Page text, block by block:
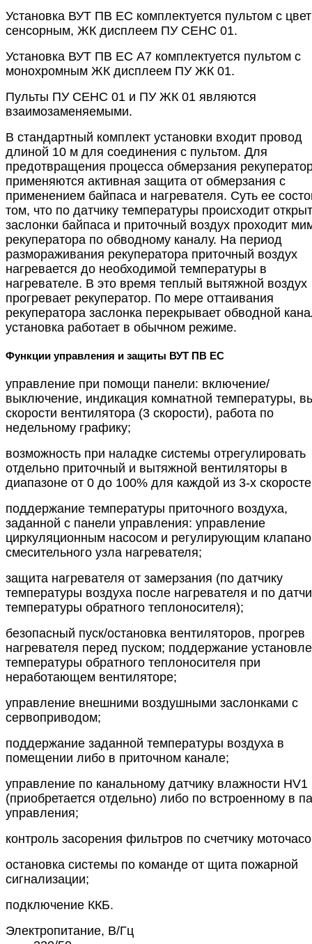
Установка ВУТ ПВ ЕС комплектуется пультом с
сенсорным, ЖК дисплеем ПУ СЕНС 01.
Установка ВУТ ПВ ЕС А7 комплектуется пультом с
монохромным ЖК дисплеем ПУ ЖК 01.
Пульты ПУ СЕНС 01 и ПУ ЖК 01 являются
взаимозаменяемыми.
В стандартный комплект установки входит провод
длиной 10 м для соединения с пультом. Для
предотвращения процесса обмерзания
применяются активная защита от обмерзания с
применением байпаса и нагревателя. Суть ее
том, что по датчику температуры происходит
заслонки байпаса и приточный воздух проходит
рекуператора по обводному каналу. На период
размораживания рекуператора приточный воздух
нагревается до необходимой температуры в
нагревателе. В это время теплый вытяжной воздух
прогревает рекуператор. По мере оттаивания
рекуператора заслонка перекрывает обводной
установка работает в обычном режиме.
Функции управления и защиты ВУТ ПВ ЕС
управление при помощи панели: включение/
выключение, индикация комнатной температуры,
скорости вентилятора (3 скорости), работа по
недельному графику;
возможность при наладке системы отрегулировать
отдельно приточный и вытяжной вентиляторы в
диапазоне от 0 до 100% для каждой из 3-х
поддержание температуры приточного воздуха,
заданной с панели управления: управление
циркуляционным насосом и регулирующим
смесительного узла нагревателя;
защита нагревателя от замерзания (по датчику
температуры воздуха после нагревателя и по
температуры обратного теплоносителя);
безопасный пуск/остановка вентиляторов, прогрев
нагревателя перед пуском; поддержание
температуры обратного теплоносителя при
неработающем вентиляторе;
управление внешними воздушными заслонками с
сервоприводом;
поддержание заданной температуры воздуха в
помещении либо в приточном канале;
управление по канальному датчику влажности HV1
(приобретается отдельно) либо по встроенному в
управления;
контроль засорения фильтров по счетчику
остановка системы по команде от щита пожарной
сигнализации;
подключение ККБ.
Электропитание, В/Гц